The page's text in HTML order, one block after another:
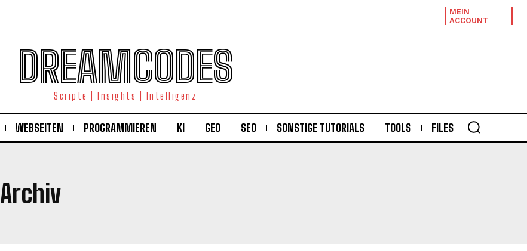
MEIN
ACCOUNT
DREAMCODES
Scripte | Insights | Intelligenz
WEBSEITEN PROGRAMMIEREN KI GEO SEO SONSTIGE TUTORIALS TOOLS FILES